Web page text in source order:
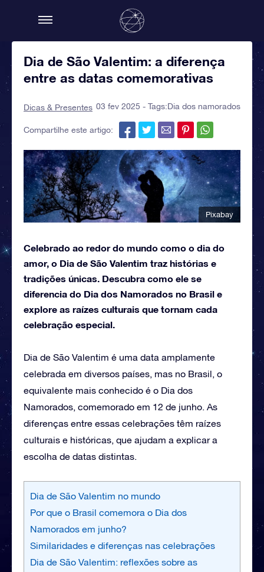
Dia de São Valentim: a diferença
entre as datas comemorativas
Dicas & Presentes 03 fev 2025 - Tags:Dia dos namorados
Compartilhe este artigo:
Pixabay
Celebrado ao redor do mundo como o dia do
amor, o Dia de São Valentim traz histórias e
tradições únicas. Descubra como ele se
diferencia do Dia dos Namorados no Brasil e
explore as raízes culturais que tornam cada
celebração especial.
Dia de São Valentim é uma data amplamente
celebrada em diversos países, mas no Brasil, o
equivalente mais conhecido é o Dia dos
Namorados, comemorado em 12 de junho. As
diferenças entre essas celebrações têm raízes
culturais e históricas, que ajudam a explicar a
escolha de datas distintas.
Dia de São Valentim no mundo
Por que o Brasil comemora o Dia dos
Namorados em junho?
Similaridades e diferenças nas celebrações
Dia de São Valentim: reflexões sobre as